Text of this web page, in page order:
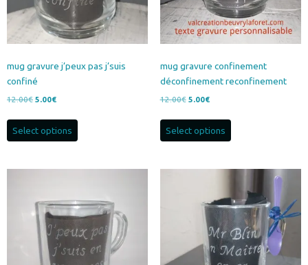
mug gravure j’peux pas j’suis
confiné
12.00€ Le
était :
5.00€Le
Select options
mug gravure confinement
déconfinement reconfinement
12.00€ Le
était :
5.00€Le
Select options